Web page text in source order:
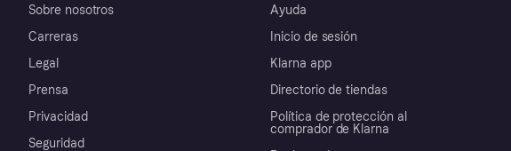
Sobre nosotros
Carreras
Legal
Prensa
Privacidad
Seguridad
Ayuda
Inicio de sesión
Klarna app
Directorio de tiendas
Política de protección al
comprador de Klarna